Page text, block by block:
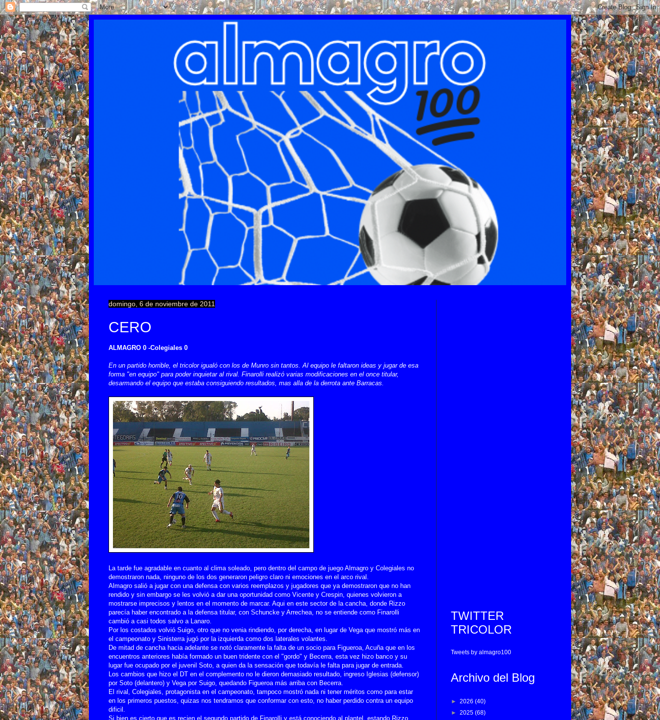
domingo, 6 de noviembre de 2011
CERO
ALMAGRO 0 -Colegiales 0
En un partido horrible, el tricolor igualó con los de Munro sin tantos. Al equipo le faltaron ideas y jugar de esa
forma "en equipo" para poder inquietar al rival. Finarolli realizó varias modificaciones en el once titular,
desarmando el equipo que estaba consiguiendo resultados, mas alla de la derrota ante Barracas.
La tarde fue agradable en cuanto al clima soleado, pero dentro del campo de juego Almagro y Colegiales no
demostraron nada, ninguno de los dos generaron peligro claro ni emociones en el arco rival.
Almagro salió a jugar con una defensa con varios reemplazos y jugadores que ya demostraron que no han
rendido y sin embargo se les volvió a dar una oportunidad como Vicente y Crespin, quienes volvieron a
mostrarse imprecisos y lentos en el momento de marcar. Aqui en este sector de la cancha, donde Rizzo
parecía haber encontrado a la defensa titular, con Schuncke y Arrechea, no se entiende como Finarolli
cambió a casi todos salvo a Lanaro.
Por los costados volvió Suigo, otro que no venia rindiendo, por derecha, en lugar de Vega que mostró más en
el campeonato y Sinisterra jugó por la izquierda como dos laterales volantes.
De mitad de cancha hacia adelante se notó claramente la falta de un socio para Figueroa, Acuña que en los
encuentros anteriores había formado un buen tridente con el "gordo" y Becerra, esta vez hizo banco y su
lugar fue ocupado por el juvenil Soto, a quien da la sensación que todavía le falta para jugar de entrada.
Los cambios que hizo el DT en el complemento no le dieron demasiado resultado, ingreso Iglesias (defensor)
por Soto (delantero) y Vega por Suigo, quedando Figueroa más arriba con Becerra.
El rival, Colegiales, protagonista en el campeonato, tampoco mostró nada ni tener méritos como para estar
en los primeros puestos, quizas nos tendramos que conformar con esto, no haber perdido contra un equipo
dificil.
Si bien es cierto que es recien el segundo partido de Finarolli y está conociendo al plantel, estando Rizzo
TWITTER
TRICOLOR
Tweets by almagro100
Archivo del Blog
► 2026 (40)
► 2025 (68)